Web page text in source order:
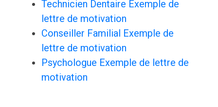
Technicien Dentaire Exemple de
lettre de motivation
Conseiller Familial Exemple de
lettre de motivation
Psychologue Exemple de lettre de
motivation